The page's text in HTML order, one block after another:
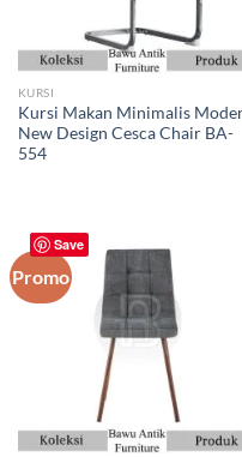
KURSI
Kursi Makan Minimalis
New Design Cesca Chair BA-
554
Save
Promo